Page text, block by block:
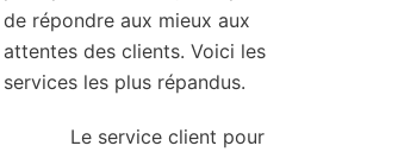
de répondre aux mieux aux
attentes des clients. Voici les
services les plus répandus.
Le service client pour